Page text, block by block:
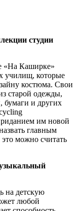
студии
«На Каширке»
училищ, которые
костюма. Свои
старой одежды,
бумаги и других
им новой
главным
можно считать
на детскую
любой